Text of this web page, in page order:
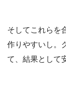
そしてこれらを
作りやすいし。
て、結果として